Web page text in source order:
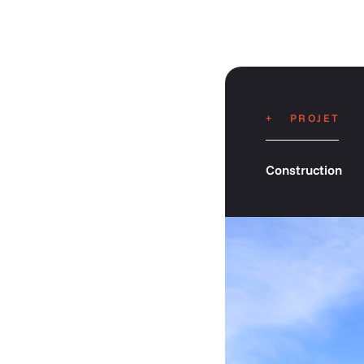
PROJET
Construction